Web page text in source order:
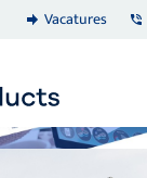
Vacatures